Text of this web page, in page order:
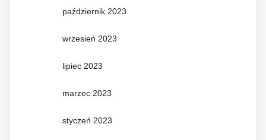
październik 2023
wrzesień 2023
lipiec 2023
marzec 2023
styczeń 2023